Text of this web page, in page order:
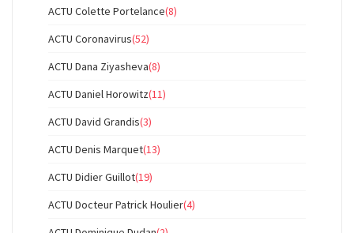
ACTU Colette Portelance(8)
ACTU Coronavirus(52)
ACTU Dana Ziyasheva(8)
ACTU Daniel Horowitz(11)
ACTU David Grandis(3)
ACTU Denis Marquet(13)
ACTU Didier Guillot(19)
ACTU Docteur Patrick Houlier(4)